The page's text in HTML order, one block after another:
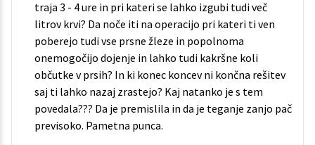
traja 3 - 4 ure in pri kateri se lahko izgubi tudi več
litrov krvi? Da noče iti na operacijo pri kateri ti ven
poberejo tudi vse prsne žleze in popolnoma
onemogočijo dojenje in lahko tudi kakršne koli
občutke v prsih? In ki konec koncev ni končna rešitev
saj ti lahko nazaj zrastejo? Kaj natanko je s tem
povedala??? Da je premislila in da je teganje zanjo pač
previsoko. Pametna punca.